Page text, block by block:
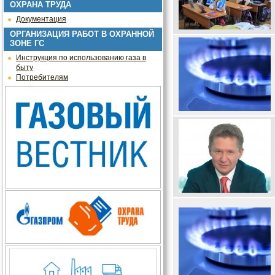
ОХРАНА ТРУДА
Документация
ОРГАНИЗАЦИЯ РАБОТ В ОХРАННОЙ
ЗОНЕ ГС
Инструкция по использованию газа в
быту
Потребителям